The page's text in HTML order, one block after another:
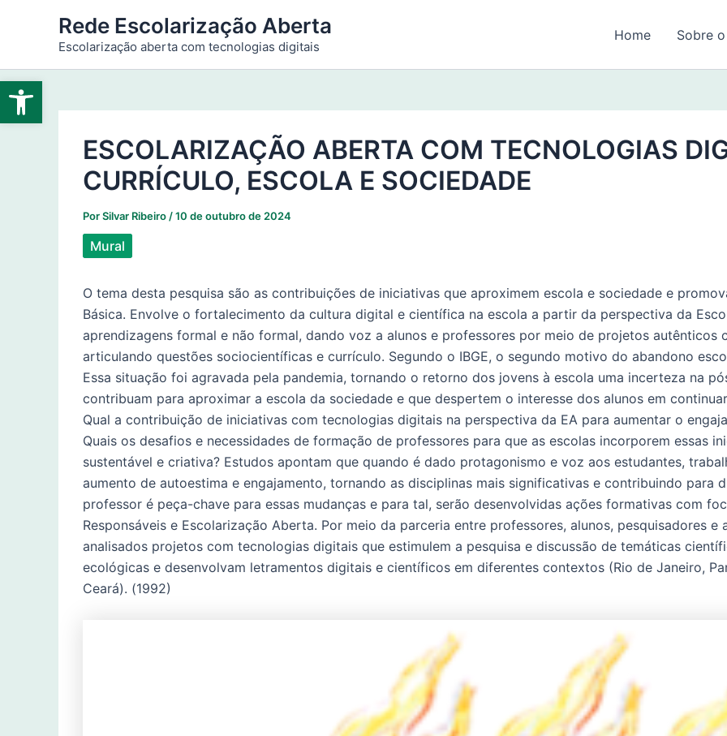
Abrir a barra de ferramentas
conteúdo
Rede Escolarização Aberta
Escolarização aberta com tecnologias digitais
Home Sobre
ESCOLARIZAÇÃO ABERTA COM TECNOLOGIAS
CURRÍCULO, ESCOLA E SOCIEDADE
PorSilvar Ribeiro /10 de outubro de 2024
Mural
O tema desta pesquisa são as contribuições de iniciativas que aproximem escola e sociedade e
Básica. Envolve o fortalecimento da cultura digital e científica na escola a partir da perspectiva da
aprendizagens formal e não formal, dando voz a alunos e professores por meio de projetos autênticos
articulando questões sociocientíficas e currículo. Segundo o IBGE, o segundo motivo do abandono
Essa situação foi agravada pela pandemia, tornando o retorno dos jovens à escola uma incerteza na
contribuam para aproximar a escola da sociedade e que despertem o interesse dos alunos em
Qual a contribuição de iniciativas com tecnologias digitais na perspectiva da EA para aumentar o
Quais os desafios e necessidades de formação de professores para que as escolas incorporem essas
sustentável e criativa? Estudos apontam que quando é dado protagonismo e voz aos estudantes,
aumento de autoestima e engajamento, tornando as disciplinas mais significativas e contribuindo para
professor é peça-chave para essas mudanças e para tal, serão desenvolvidas ações formativas com
Responsáveis e Escolarização Aberta. Por meio da parceria entre professores, alunos, pesquisadores
analisados projetos com tecnologias digitais que estimulem a pesquisa e discussão de temáticas
ecológicas e desenvolvam letramentos digitais e científicos em diferentes contextos (Rio de Janeiro,
Ceará). (1992)